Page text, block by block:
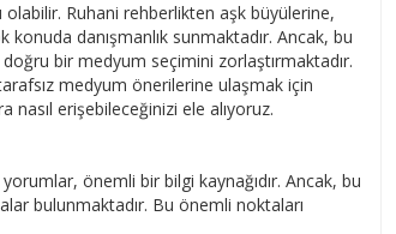
Ruhani rehberlikten aşk büyülerine,
danışmanlık sunmaktadır. Ancak, bu
bir medyum seçimini zorlaştırmaktadır.
medyum önerilerine ulaşmak için
erişebileceğinizi ele alıyoruz.
önemli bir bilgi kaynağıdır. Ancak, bu
bulunmaktadır. Bu önemli noktaları